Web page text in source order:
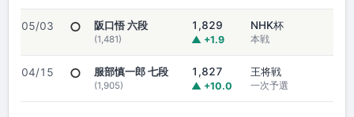
05/03 ○ 阪口悟 六段
(1,481)
1,829
▲ +1.9
NHK杯
本戦
04/15 ○ 服部慎一郎 七段
(1,905)
1,827
▲ +10.0
王将戦
一次予選